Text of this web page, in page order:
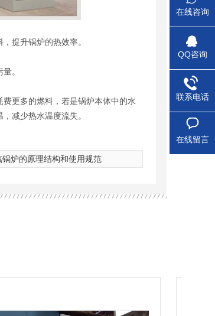
提升锅炉的热效率。
。
更多的燃料，若是锅炉本体中的水
减少热水温度流失。
锅炉的原理结构和使用规范
炉
在线咨询
QQ咨询
联系电话
在线留言